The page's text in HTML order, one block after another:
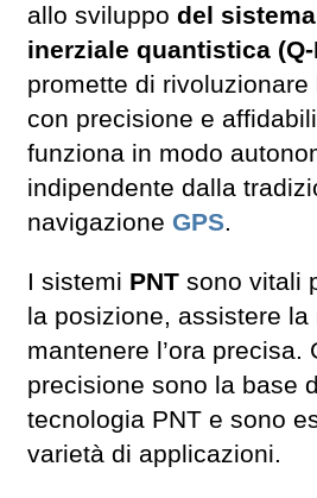
allo sviluppo del
inerziale quantistica (Q-
promette di
con precisione e
funziona in modo
indipendente dalla
navigazione GPS.
I sistemi PNT sono vitali
la posizione, assistere la
mantenere l’ora precisa.
precisione sono la base
tecnologia PNT e sono
varietà di applicazioni.